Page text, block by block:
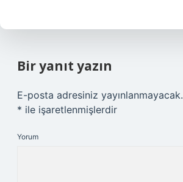
Bir yanıt yazın
E-posta adresiniz yayınlanmayacak.
* ile işaretlenmişlerdir
Yorum